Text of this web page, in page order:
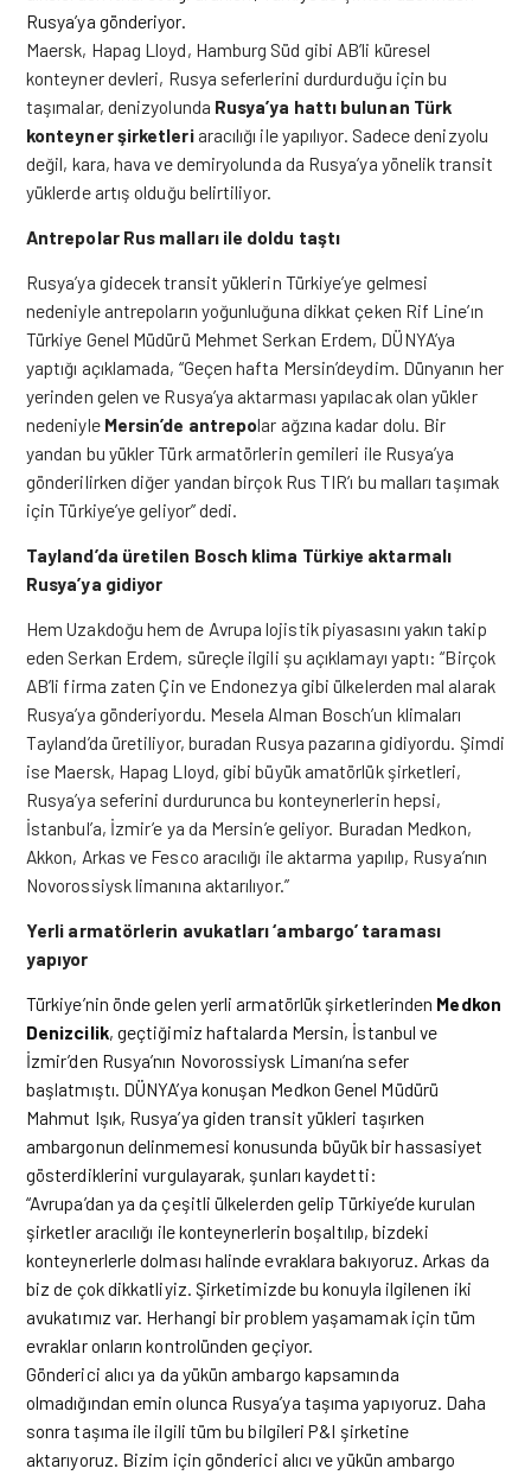
Rusya’ya gönderiyor.
Maersk, Hapag Lloyd, Hamburg Süd gibi AB’li küresel
konteyner devleri, Rusya seferlerini durdurduğu için bu
taşımalar, denizyolunda Rusya’ya hattı bulunan Türk
konteyner şirketleriaracılığı ile yapılıyor. Sadece denizyolu
değil, kara, hava ve demiryolunda da Rusya’ya yönelik transit
yüklerde artış olduğu belirtiliyor.
Antrepolar Rus malları ile doldu taştı
Rusya’ya gidecek transit yüklerin Türkiye’ye gelmesi
nedeniyle antrepoların yoğunluğuna dikkat çeken Rif Line’ın
Türkiye Genel Müdürü Mehmet Serkan Erdem, DÜNYA’ya
yaptığı açıklamada, “Geçen hafta Mersin’deydim. Dünyanın her
yerinden gelen ve Rusya’ya aktarması yapılacak olan yükler
nedeniyle Mersin’de antrepolar ağzına kadar dolu. Bir
yandan bu yükler Türk armatörlerin gemileri ile Rusya’ya
gönderilirken diğer yandan birçok Rus TIR’ı bu malları taşımak
için Türkiye’ye geliyor” dedi.
Tayland’da üretilen Bosch klima Türkiye aktarmalı
Rusya’ya gidiyor
Hem Uzakdoğu hem de Avrupa lojistik piyasasını yakın takip
eden Serkan Erdem, süreçle ilgili şu açıklamayı yaptı: “Birçok
AB’li firma zaten Çin ve Endonezya gibi ülkelerden mal alarak
Rusya’ya gönderiyordu. Mesela Alman Bosch’un klimaları
Tayland’da üretiliyor, buradan Rusya pazarına gidiyordu. Şimdi
ise Maersk, Hapag Lloyd, gibi büyük amatörlük şirketleri,
Rusya’ya seferini durdurunca bu konteynerlerin hepsi,
İstanbul’a, İzmir’e ya da Mersin’e geliyor. Buradan Medkon,
Akkon, Arkas ve Fesco aracılığı ile aktarma yapılıp, Rusya’nın
Novorossiysk limanına aktarılıyor.”
Yerli armatörlerin avukatları ‘ambargo’ taraması
yapıyor
Türkiye’nin önde gelen yerli armatörlük şirketlerinden Medkon
Denizcilik, geçtiğimiz haftalarda Mersin, İstanbul ve
İzmir’den Rusya’nın Novorossiysk Limanı’na sefer
başlatmıştı. DÜNYA’ya konuşan Medkon Genel Müdürü
Mahmut Işık, Rusya’ya giden transit yükleri taşırken
ambargonun delinmemesi konusunda büyük bir hassasiyet
gösterdiklerini vurgulayarak, şunları kaydetti:
“Avrupa’dan ya da çeşitli ülkelerden gelip Türkiye’de kurulan
şirketler aracılığı ile konteynerlerin boşaltılıp, bizdeki
konteynerlerle dolması halinde evraklara bakıyoruz. Arkas da
biz de çok dikkatliyiz. Şirketimizde bu konuyla ilgilenen iki
avukatımız var. Herhangi bir problem yaşamamak için tüm
evraklar onların kontrolünden geçiyor.
Gönderici alıcı ya da yükün ambargo kapsamında
olmadığından emin olunca Rusya’ya taşıma yapıyoruz. Daha
sonra taşıma ile ilgili tüm bu bilgileri P&I şirketine
aktarıyoruz. Bizim için gönderici alıcı ve yükün ambargo